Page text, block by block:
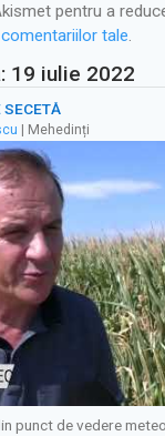
pentru a
tale.
19 iulie 2022
SECETĂ
| Mehedinți
punct de vedere